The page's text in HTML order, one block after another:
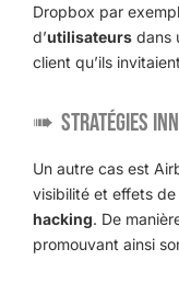
Dropbox par
d’utilisateurs dans
client qu’ils
Stratégies
Un autre cas est
visibilité et effets de
hacking. De
promouvant ainsi